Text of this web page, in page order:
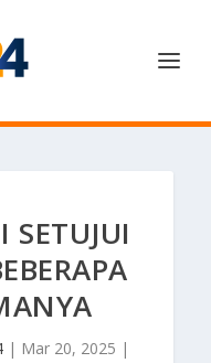
| Mar 20, 2025 |